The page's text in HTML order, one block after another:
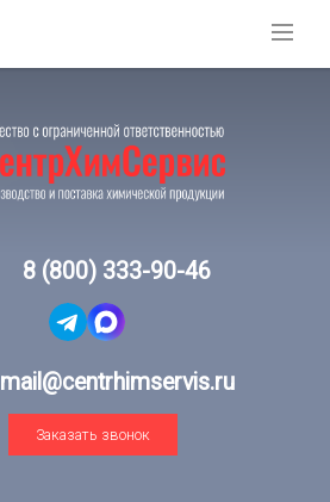
8 (800) 333-90-46
mail@centrhimservis.ru
Заказать звонок